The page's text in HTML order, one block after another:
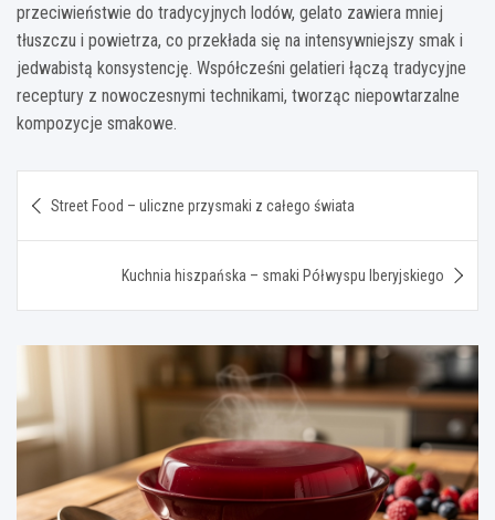
przeciwieństwie do tradycyjnych lodów, gelato zawiera mniej
tłuszczu i powietrza, co przekłada się na intensywniejszy smak i
jedwabistą konsystencję. Współcześni gelatieri łączą tradycyjne
receptury z nowoczesnymi technikami, tworząc niepowtarzalne
kompozycje smakowe.
wpisu
Street Food – uliczne przysmaki z całego świata
Kuchnia hiszpańska – smaki Półwyspu Iberyjskiego